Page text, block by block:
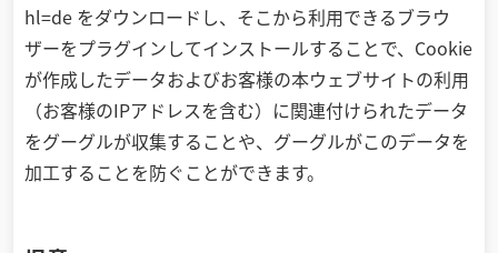
hl=de をダウンロードし、そこから利用できるブラウ
ザーをプラグインしてインストールすることで、Cookie
が作成したデータおよびお客様の本ウェブサイトの利用
（お客様のIPアドレスを含む）に関連付けられたデータ
をグーグルが収集することや、グーグルがこのデータを
加工することを防ぐことができます。